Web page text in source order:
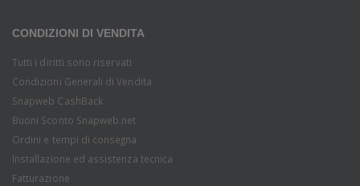
CONDIZIONI DI VENDITA
Tutti i diritti sono riservati
Condizioni Generali di Vendita
Snapweb CashBack
Buoni Sconto Snapweb.net
Ordini e tempi di consegna
Installazione ed assistenza tecnica
Fatturazione